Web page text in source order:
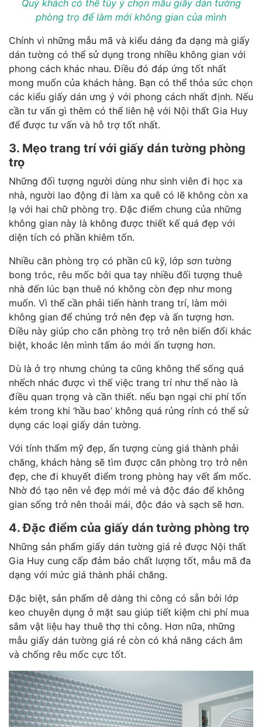
Quý khách có thể tùy ý chọn mẫu giấy dán tường
phòng trọ để làm mới không gian của mình
Chính vì những mẫu mã và kiểu dáng đa dạng mà giấy
dán tường có thể sử dụng trong nhiều không gian với
phong cách khác nhau. Điều đó đáp ứng tốt nhất
mong muốn của khách hàng. Bạn có thể thỏa sức chọn
các kiểu giấy dán ưng ý với phong cách nhất định. Nếu
cần tư vấn gì thêm có thể liên hệ với Nội thất Gia Huy
để được tư vấn và hỗ trợ tốt nhất.
3. Mẹo trang trí với giấy dán tường phòng
trọ
Những đối tượng người dùng như sinh viên đi học xa
nhà, người lao động đi làm xa quê có lẽ không còn xa
lạ với hai chữ phòng trọ. Đặc điểm chung của những
không gian này là không được thiết kế quá đẹp với
diện tích có phần khiêm tốn.
Nhiều căn phòng trọ có phần cũ kỹ, lớp sơn tường
bong tróc, rêu mốc bởi qua tay nhiều đối tượng thuê
nhà đến lúc bạn thuê nó không còn đẹp như mong
muốn. Vì thế cần phải tiến hành trang trí, làm mới
không gian để chúng trở nên đẹp và ấn tượng hơn.
Điều này giúp cho căn phòng trọ trở nên biến đổi khác
biệt, khoác lên mình tấm áo mới ấn tượng hơn.
Dù là ở trọ nhưng chúng ta cũng không thể sống quá
nhếch nhác được vì thế việc trang trí như thế nào là
điều quan trọng và cần thiết. nếu bạn ngại chi phí tốn
kém trong khi ‘hầu bao’ không quá rủng rỉnh có thể sử
dụng các loại giấy dán tường.
Với tính thẩm mỹ đẹp, ấn tượng cùng giá thành phải
chăng, khách hàng sẽ tìm được căn phòng trọ trở nên
đẹp, che đi khuyết điểm trong phòng hay vết ẩm mốc.
Nhờ đó tạo nên vẻ đẹp mới mẻ và độc đáo để không
gian sống trở nên thoải mái, độc đáo và sạch sẽ hơn.
4. Đặc điểm của giấy dán tường phòng trọ
Những sản phẩm giấy dán tường giá rẻ được Nội thất
Gia Huy cung cấp đảm bảo chất lượng tốt, mẫu mã đa
dạng với mức giá thành phải chăng.
Đặc biệt, sản phẩm dễ dàng thi công có sẵn bởi lớp
keo chuyên dụng ở mặt sau giúp tiết kiệm chi phí mua
sắm vật liệu hay thuê thợ thi công. Hơn nữa, những
mẫu giấy dán tường giá rẻ còn có khả năng cách âm
và chống rêu mốc cực tốt.